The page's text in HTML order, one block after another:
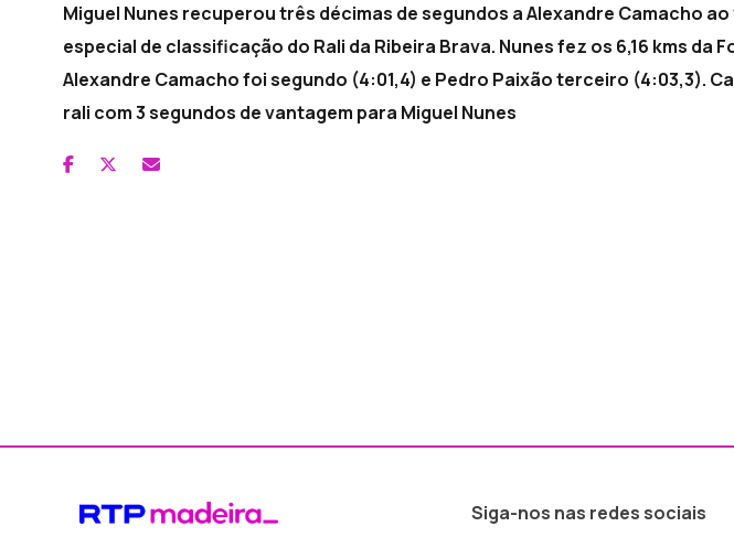
Miguel Nunes recuperou três décimas de segundos a Alexandre Camacho
especial de classificação do Rali da Ribeira Brava. Nunes fez os 6,16 kms da
Alexandre Camacho foi segundo (4:01,4) e Pedro Paixão terceiro (4:03,3).
rali com 3 segundos de vantagem para Miguel Nunes
Siga-nos nas redes sociais